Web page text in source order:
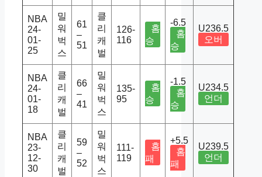
NBA
24-
01-
25
밀
워
벅
스
61
–
51
클
리
캐
벌
126-
116
홈
승
-6.5
홈
승
U236.5
오버
NBA
24-
01-
18
클
리
캐
벌
66
–
41
밀
워
벅
스
135-
95
홈
승
-1.5
홈
승
U234.5
언더
NBA
23-
12-
30
클
리
캐
벌
59
–
52
밀
워
벅
스
111-
119
홈
패
+5.5
홈
패
U239.5
언더